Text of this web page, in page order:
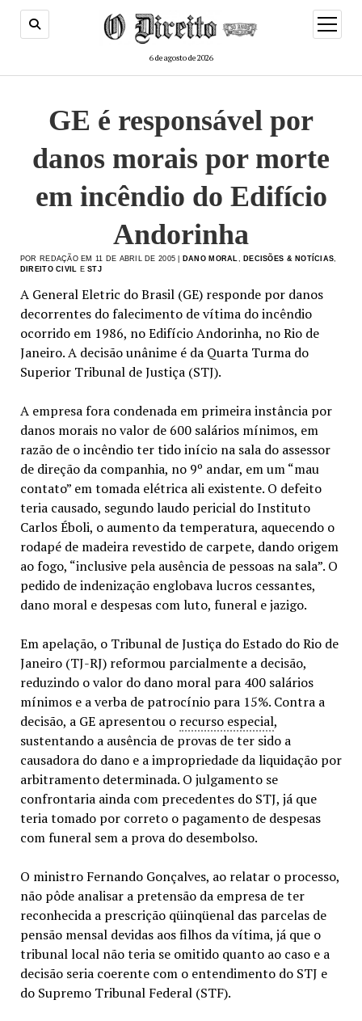
6 de agosto de 2026
menu
de
GE é responsável por
danos morais por morte
em incêndio do Edifício
Andorinha
POR REDAÇÃO EM 11 DE ABRIL DE 2005 | DANO MORAL DECISÕES & NOTÍCIAS
DIREITO CIVIL
ESTJ
A General Eletric do Brasil (GE) responde por danos
decorrentes do falecimento de vítima do incêndio
ocorrido em 1986, no Edifício Andorinha, no Rio de
Janeiro. A decisão unânime é da Quarta Turma do
Superior Tribunal de Justiça (STJ).
A empresa fora condenada em primeira instância por
danos morais no valor de 600 salários mínimos, em
razão de o incêndio ter tido início na sala do assessor
de direção da companhia, no 9º andar, em um “mau
contato” em tomada elétrica ali existente. O defeito
teria causado, segundo laudo pericial do Instituto
Carlos Éboli, o aumento da temperatura, aquecendo o
rodapé de madeira revestido de carpete, dando origem
ao fogo, “inclusive pela ausência de pessoas na sala”. O
pedido de indenização englobava lucros cessantes,
dano moral e despesas com luto, funeral e jazigo.
Em apelação, o Tribunal de Justiça do Estado do Rio de
Janeiro (TJ-RJ) reformou parcialmente a decisão,
reduzindo o valor do dano moral para 400 salários
mínimos e a verba de patrocínio para 15%. Contra a
decisão, a GE apresentou o recurso especial,
sustentando a ausência de provas de ter sido a
causadora do dano e a impropriedade da liquidação por
arbitramento determinada. O julgamento se
confrontaria ainda com precedentes do STJ, já que
teria tomado por correto o pagamento de despesas
com funeral sem a prova do desembolso.
O ministro Fernando Gonçalves, ao relatar o processo,
não pôde analisar a pretensão da empresa de ter
reconhecida a prescrição qüinqüenal das parcelas de
pensão mensal devidas aos filhos da vítima, já que o
tribunal local não teria se omitido quanto ao caso e a
decisão seria coerente com o entendimento do STJ e
do Supremo Tribunal Federal (STF).